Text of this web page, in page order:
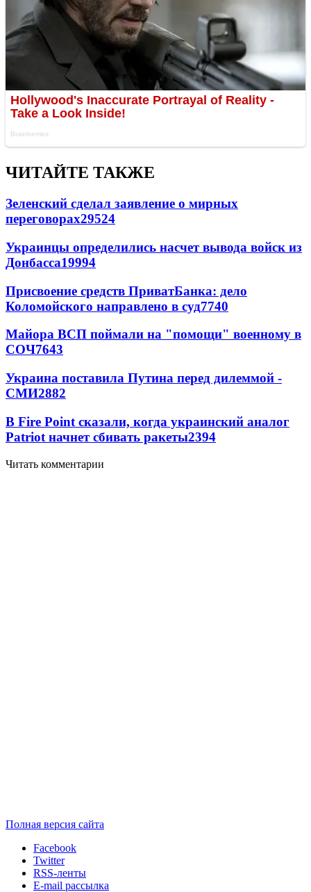
ЧИТАЙТЕ ТАКЖЕ
Зеленский сделал заявление о мирных
переговорах29524
Украинцы определились насчет вывода войск из
Донбасса19994
Присвоение средств ПриватБанка: дело
Коломойского направлено в суд7740
Майора ВСП поймали на "помощи" военному в
СОЧ7643
Украина поставила Путина перед дилеммой -
СМИ2882
В Fire Point сказали, когда украинский аналог
Patriot начнет сбивать ракеты2394
Читать комментарии
Полная версия сайта
Facebook
Twitter
RSS-ленты
E-mail рассылка